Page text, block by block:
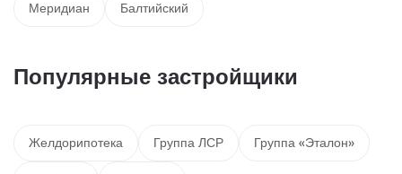
Меридиан Балтийский
Популярные застройщики
Желдорипотека Группа ЛСР Группа «Эталон»